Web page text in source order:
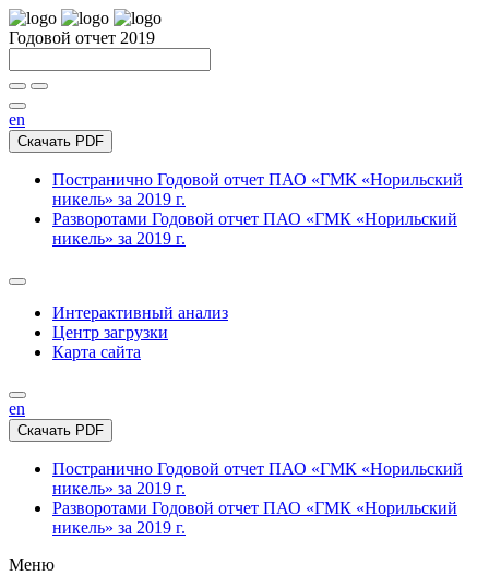
Годовой отчет 2019
en
Скачать PDF
Постранично Годовой отчет ПАО «ГМК «Норильский
никель» за 2019 г.
Разворотами Годовой отчет ПАО «ГМК «Норильский
никель» за 2019 г.
Интерактивный анализ
Центр загрузки
Карта сайта
en
Скачать PDF
Постранично Годовой отчет ПАО «ГМК «Норильский
никель» за 2019 г.
Разворотами Годовой отчет ПАО «ГМК «Норильский
никель» за 2019 г.
Меню